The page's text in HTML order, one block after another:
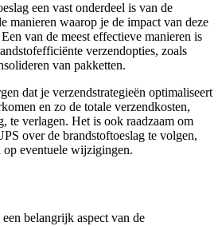
een vast onderdeel is van de
manieren waarop je de impact van deze
van de meest effectieve manieren is
verzendopties, zoals
van pakketten.
dat je verzendstrategieën optimaliseert
en zo de totale verzendkosten,
te verlagen. Het is ook raadzaam om
over de brandstoftoeslag te volgen,
eventuele wijzigingen.
belangrijk aspect van de